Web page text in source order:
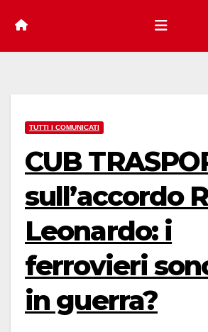
TUTTI I COMUNICATI
CUB
sull’accordo
Leonardo: i
ferrovieri
in guerra?